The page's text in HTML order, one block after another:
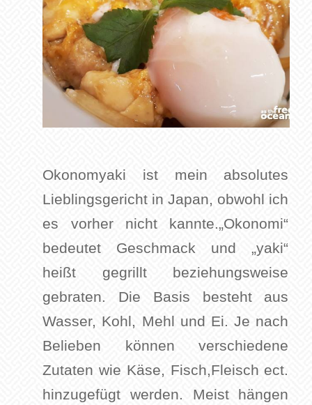
Okonomyaki ist mein absolutes
Lieblingsgericht in Japan, obwohl ich
es vorher nicht kannte.„Okonomi“
bedeutet Geschmack und „yaki“
heißt gegrillt beziehungsweise
gebraten. Die Basis besteht aus
Wasser, Kohl, Mehl und Ei. Je nach
Belieben können verschiedene
Zutaten wie Käse, Fisch,Fleisch ect.
hinzugefügt werden. Meist hängen